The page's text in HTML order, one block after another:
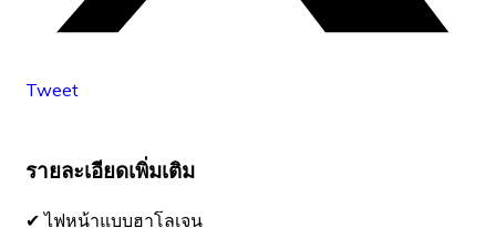
Tweet
รายละเอียดเพิ่มเติม
✔ ไฟหน้าแบบฮาโลเจน